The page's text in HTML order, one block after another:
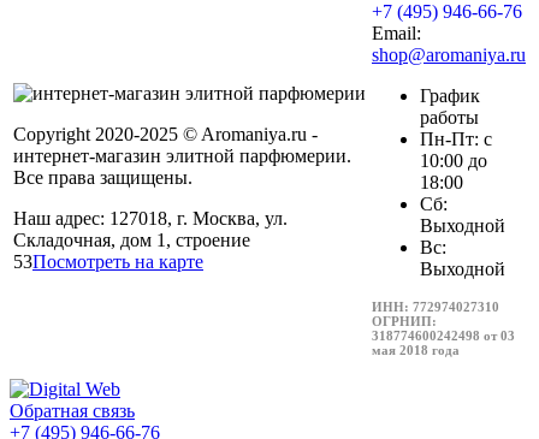
Copyright 2020-2025 © Aromaniya.ru -
интернет-магазин элитной парфюмерии.
Все права защищены.
Наш адрес: 127018, г. Москва, ул.
Складочная, дом 1, строение
53Посмотреть на карте
+7 (495) 946-66-76
Email:
shop@aromaniya.ru
График
работы
Пн-Пт: с
10:00 до
18:00
Сб:
Выходной
Вс:
Выходной
ИНН: 772974027310
ОГРНИП:
318774600242498 от 03
мая 2018 года
Обратная связь
+7 (495) 946-66-76